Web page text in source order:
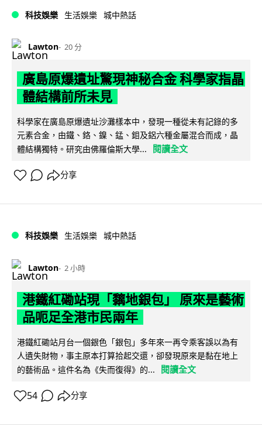
科技娛樂 生活娛樂 城中熱話
Lawton 20 分
廣島原爆遺址驚現神秘合金 科學家指晶
體結構前所未見
科學家在廣島原爆遺址沙灘樣本中，發現一種從未有記錄的多
元素合金，由鐵、鉻、鎳、錳、鉬及鋁六種金屬混合而成，晶
體結構獨特。研究由佛羅倫斯大學...
閱讀全文
分享
科技娛樂 生活娛樂 城中熱話
Lawton 2 小時
港鐵紅磡站現「黐地銀包」 原來是藝術
品呃足全港市民兩年
港鐵紅磡站月台一個銀色「銀包」多年來一再令乘客誤以為有
人遺失財物，事主原本打算拾起交還，卻發現原來是黏在地上
的藝術品。這件名為《失而復得》的...
閱讀全文
54 分享